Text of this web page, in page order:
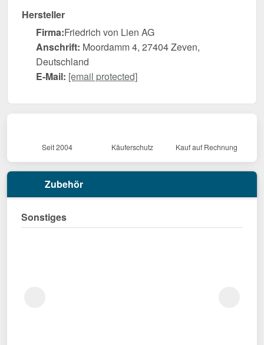
Hersteller
Firma:Friedrich von Lien AG
Anschrift: Moordamm 4, 27404 Zeven,
Deutschland
E-Mail: [email protected]
Seit 2004 Käuferschutz Kauf auf Rechnung
Zubehör
Sonstiges